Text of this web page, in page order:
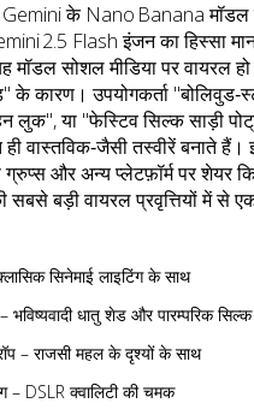
के Nano Banana मॉडल
2.5 Flash इंजन का हिस्सा
मॉडल सोशल मीडिया पर वायरल हो
कारण। उपयोगकर्ता
लुक", या "फेस्टिव सिल्क साड़ी
ही वास्तविक‑जैसी तस्वीरें बनाते
ग्रुप्स और अन्य प्लेटफ़ॉर्म पर शेयर
बड़ी वायरल प्रवृत्तियों में से
सिनेमाई लाइटिंग के साथ
धातु शेड और पारम्परिक सिल्क
– राजसी महल के दृश्यों के साथ
– DSLR क्वालिटी की चमक